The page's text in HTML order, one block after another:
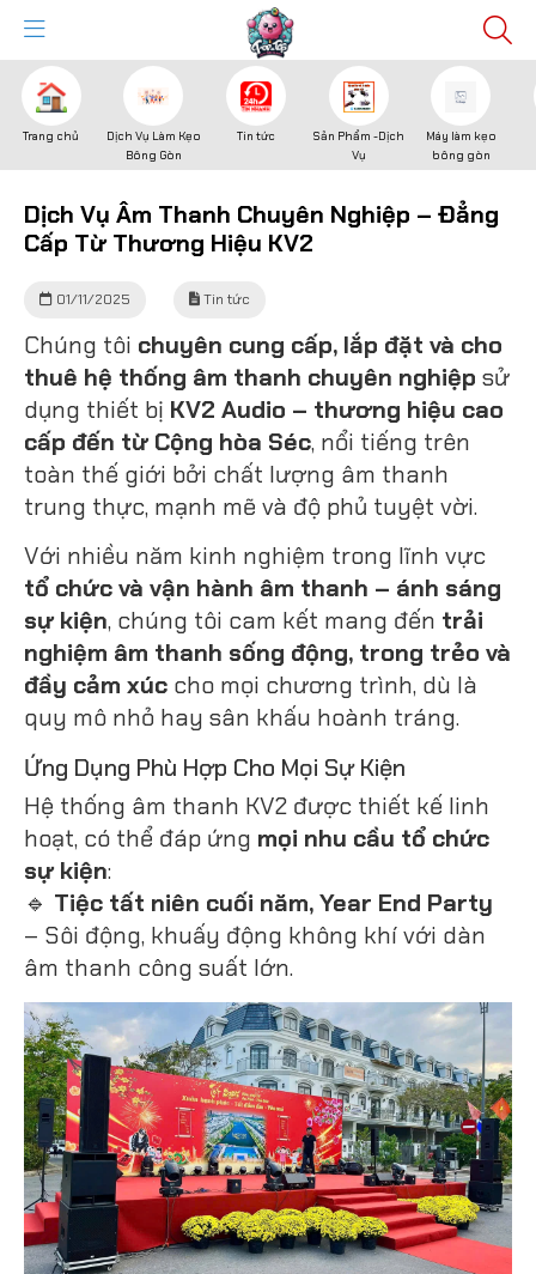
Trang chủ
Dịch Vụ Làm Kẹo
Bông Gòn
Tin tức
Sản Phẩm -Dịch
Vụ
Máy làm kẹo
bông gòn
Dịch Vụ Âm Thanh Chuyên Nghiệp – Đẳng
Cấp Từ Thương Hiệu KV2
01/11/2025 Tin tức
Chúng tôi chuyên cung cấp, lắp đặt và cho
thuê hệ thống âm thanh chuyên nghiệp sử
dụng thiết bị KV2 Audio – thương hiệu cao
cấp đến từ Cộng hòa Séc, nổi tiếng trên
toàn thế giới bởi chất lượng âm thanh
trung thực, mạnh mẽ và độ phủ tuyệt vời.
Với nhiều năm kinh nghiệm trong lĩnh vực
tổ chức và vận hành âm thanh – ánh sáng
sự kiện, chúng tôi cam kết mang đến trải
nghiệm âm thanh sống động, trong trẻo và
đầy cảm xúc cho mọi chương trình, dù là
quy mô nhỏ hay sân khấu hoành tráng.
Ứng Dụng Phù Hợp Cho Mọi Sự Kiện
Hệ thống âm thanh KV2 được thiết kế linh
hoạt, có thể đáp ứng mọi nhu cầu tổ chức
sự kiện:
🔹 Tiệc tất niên cuối năm, Year End Party
– Sôi động, khuấy động không khí với dàn
âm thanh công suất lớn.